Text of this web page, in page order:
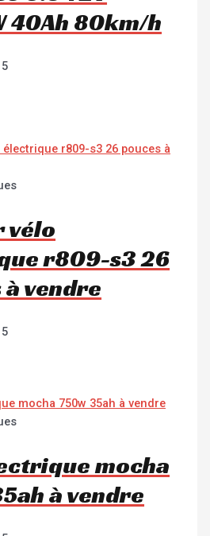
40Ah 80km/h
vélo
r809-s3 26
vendre
mocha
à vendre